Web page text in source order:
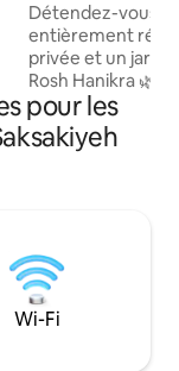
Détendez-vous
entièrement
privée et un
Rosh Hanikra 🌿
en voiture de la
proximité des
Hanikra et des
✨, avec une
quelques minutes. Parfait pour
couples 💕, les
amateurs de vélo
pour les
Wi-Fi